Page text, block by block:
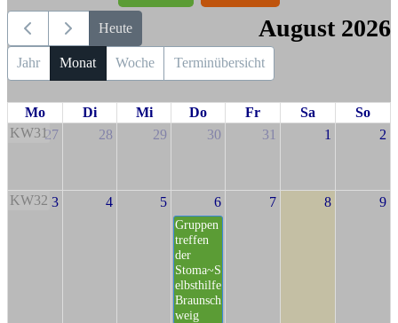
Heute August 2026
Jahr Monat Woche Terminübersicht
Mo Di Mi Do Fr Sa
So
KW3127 28 29 30 31 1 2
KW32 3 4 5 6
Gruppen
treffen
der
Stoma~S
elbsthilfe
Braunsch
weig
7 8 9